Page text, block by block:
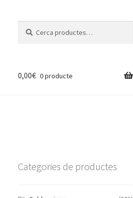
0,00€ 0 producte
Categories de productes